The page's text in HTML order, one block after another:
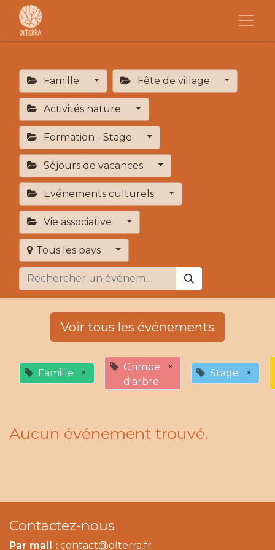
Famille Fête de village
Activités nature
Formation - Stage
Séjours de vacances
Evénements culturels
Vie associative
Tous les pays
Voir tous les événements
Famille ×
Grimpe
d'arbre
×
Stage ×
Aucun événement trouvé.
Contactez-nous
Par mail : contact@olterra.fr